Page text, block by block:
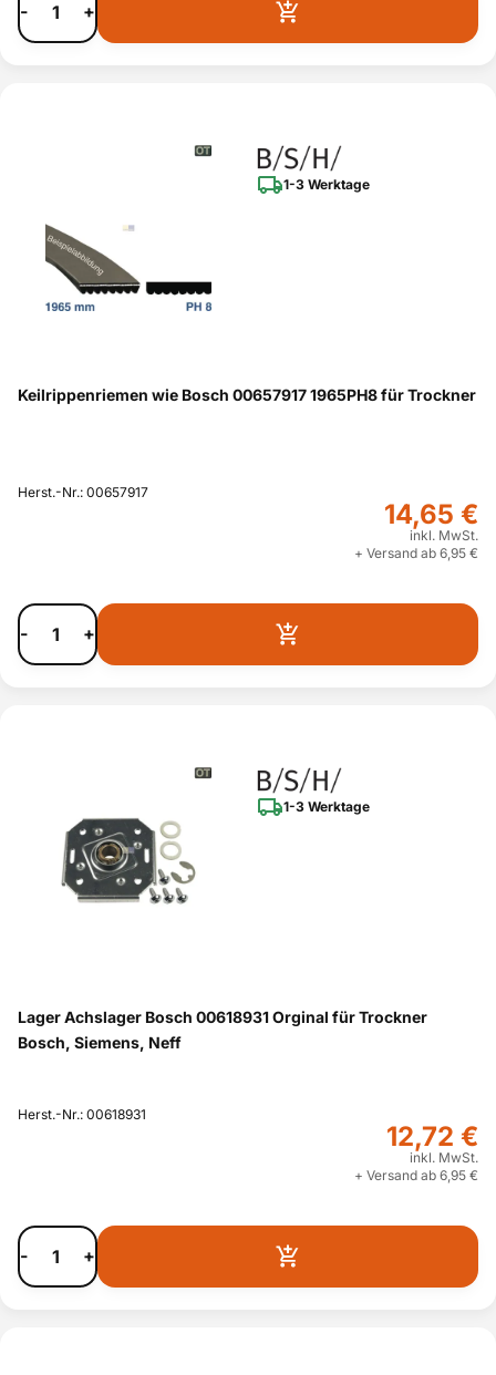
- +
1-3 Werktage
Keilrippenriemen wie Bosch 00657917 1965PH8 für Trockner
Herst.-Nr.: 00657917
14,65 €
inkl. MwSt.
+ Versand ab 6,95 €
- +
1-3 Werktage
Lager Achslager Bosch 00618931 Orginal für Trockner
Bosch, Siemens, Neff
Herst.-Nr.: 00618931
12,72 €
inkl. MwSt.
+ Versand ab 6,95 €
- +